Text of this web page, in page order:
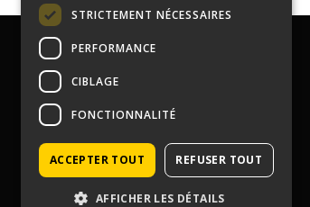
Contactez-nous
04 72 43 99 09
contact@immoprolyon.fr
134 cours Lafayette 69003
Lyon
STRICTEMENT NÉCESSAIRES
PERFORMANCE
CIBLAGE
FONCTIONNALITÉ
ACCEPTER TOUT REFUSER TOUT
AFFICHER LES DÉTAILS